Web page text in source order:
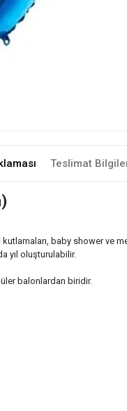
Teslimat
baby shower ve
yıl oluşturulabilir.
balonlardan biridir.